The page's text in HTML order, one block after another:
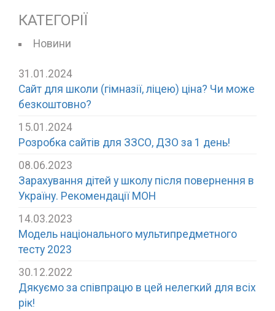
КАТЕГОРІЇ
Новини
31.01.2024
Сайт для школи (гімназії, ліцею) ціна? Чи може
безкоштовно?
15.01.2024
Розробка сайтів для ЗЗСО, ДЗО за 1 день!
08.06.2023
Зарахування дітей у школу після повернення в
Україну. Рекомендації МОН
14.03.2023
Модель національного мультипредметного
тесту 2023
30.12.2022
Дякуємо за співпрацю в цей нелегкий для всіх
рік!